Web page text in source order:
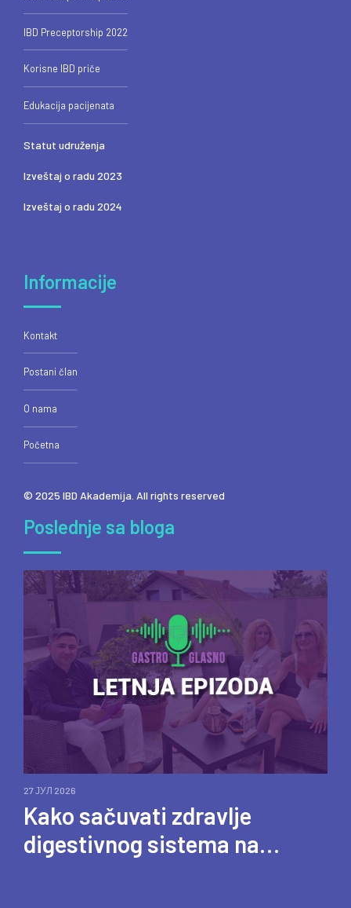
IBD Preceptorship 2022
Korisne IBD priče
Edukacija pacijenata
Statut udruženja
Izveštaj o radu 2023
Izveštaj o radu 2024
Informacije
Kontakt
Postani član
O nama
Početna
© 2025 IBD Akademija. All rights reserved
Poslednje sa bloga
27 ЈУЛ 2026
Kako sačuvati zdravlje
digestivnog sistema na